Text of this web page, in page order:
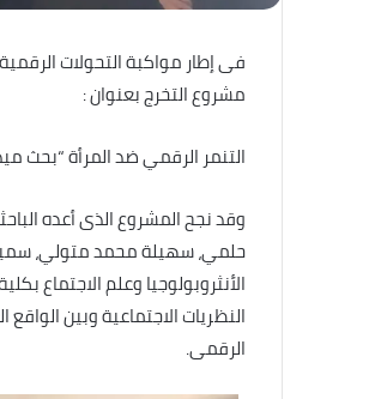
فى إطار مواكبة التحولات
مشروع التخرج بعنوان :
التنمر الرقمي ضد المرأة “بحث
وقد نجح المشروع الذى أعده
حلمي، سهيلة محمد متولي،
الأنثروبولوجيا وعلم
النظريات الاجتماعية وبين
الرقمى.